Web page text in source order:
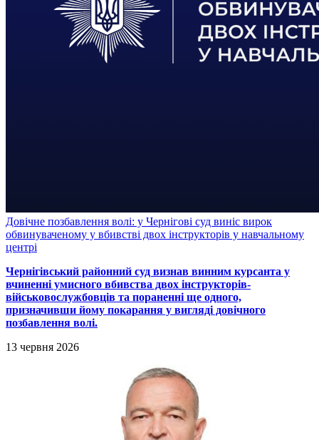
Довічне позбавлення волі: у Чернігові суд виніс вирок
обвинуваченому у вбивстві двох інструкторів у навчальному
центрі
Чернігівський районний суд визнав винним курсанта у
вчиненні умисного вбивства двох інструкторів-
військовослужбовців та пораненні ще одного,
призначивши йому покарання у вигляді довічного
позбавлення волі.
13 червня 2026